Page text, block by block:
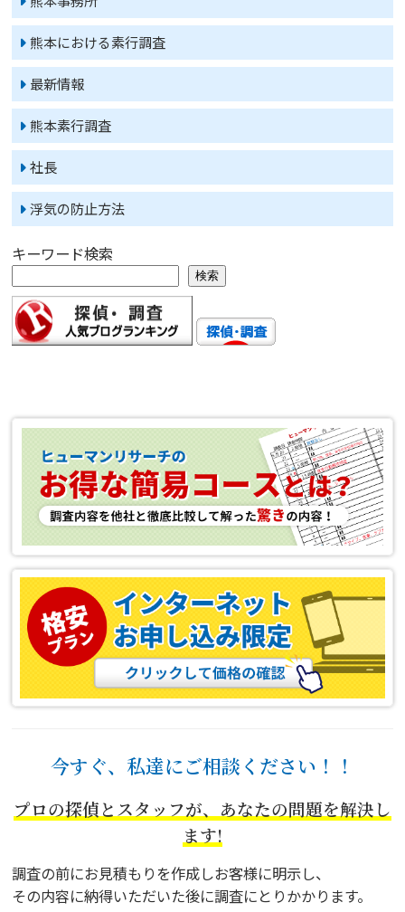
熊本における素行調査
最新情報
熊本素行調査
社長
浮気の防止方法
キーワード検索
検索
今すぐ、私達にご相談ください！！
プロの探偵とスタッフが、あなたの問題を解決し
ます!
調査の前にお見積もりを作成しお客様に明示し、
その内容に納得いただいた後に調査にとりかかります。